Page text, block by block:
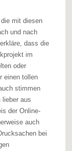
mit diesen
und nach
dass die
im
oder
einen tollen
stimmen
lieber aus
der Online-
auch
bei